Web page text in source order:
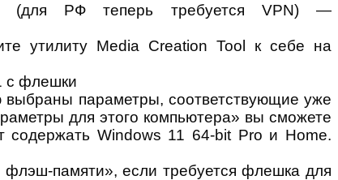
(для РФ теперь требуется VPN) —
утилиту Media Creation Tool к себе на
параметры, соответствующие уже
для этого компьютера» вы сможете
Windows 11 64-bit Pro и Home.
памяти», если требуется флешка для